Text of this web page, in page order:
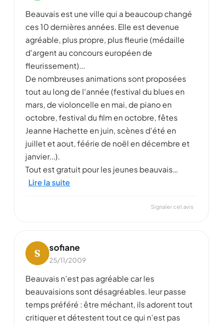
Beauvais est une ville qui a beaucoup changé
ces 10 dernières années. Elle est devenue
agréable, plus propre, plus fleurie (médaille
d'argent au concours européen de
fleurissement)...
De nombreuses animations sont proposées
tout au long de l'année (festival du blues en
mars, de violoncelle en mai, de piano en
octobre, festival du film en octobre, fêtes
Jeanne Hachette en juin, scènes d'été en
juillet et aout, féérie de noël en décembre et
janvier...).
Tout est gratuit pour les jeunes beauvais…
Lire la suite
Signaler cet avis
S sofiane
25/11/2009
Beauvais n'est pas agréable car les
beauvaisions sont désagréables. leur passe
temps préféré : être méchant, ils adorent tout
critiquer et détestent tout ce qui n'est pas